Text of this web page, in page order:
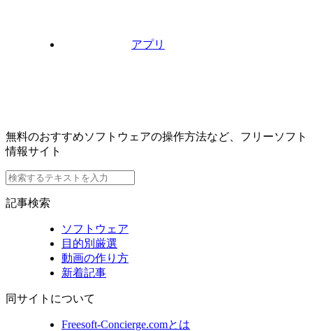
アプリ
無料のおすすめソフトウェアの操作方法など、フリーソフト
情報サイト
記事検索
ソフトウェア
目的別厳選
動画の作り方
新着記事
同サイトについて
Freesoft-Concierge.comとは